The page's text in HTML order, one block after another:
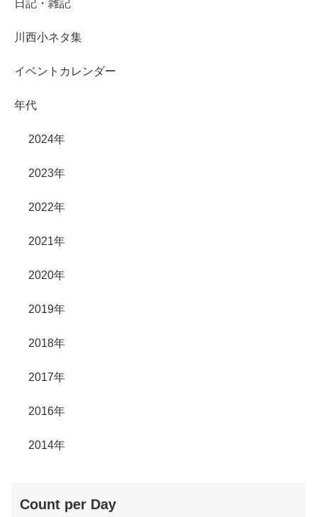
日記・雑記
川西小ネタ集
イベントカレンダー
年代
2024年
2023年
2022年
2021年
2020年
2019年
2018年
2017年
2016年
2014年
Count per Day